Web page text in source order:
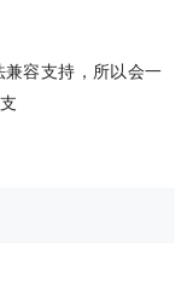
容支持，所以会一